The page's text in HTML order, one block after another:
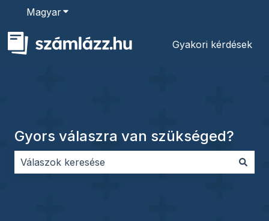
MagyarAlmenü megjelenítése fordításokhoz
Gyakori kérdések
Gyors válaszra van szükséged?